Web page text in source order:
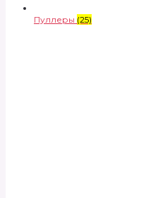
Пуллеры (25)